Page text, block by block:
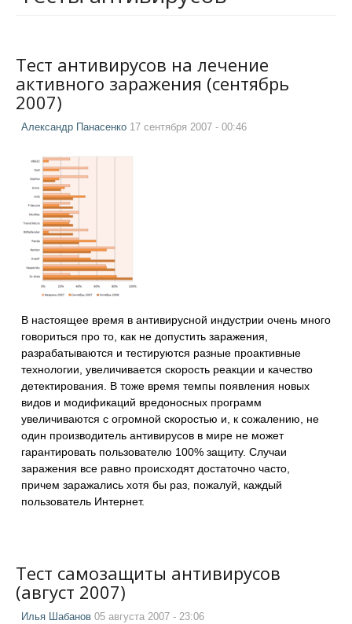
Тест антивирусов на лечение
активного заражения (сентябрь
2007)
Александр Панасенко 17 сентября 2007 - 00:46
В настоящее время в антивирусной индустрии очень много
говориться про то, как не допустить заражения,
разрабатываются и тестируются разные проактивные
технологии, увеличивается скорость реакции и качество
детектирования. В тоже время темпы появления новых
видов и модификаций вредоносных программ
увеличиваются с огромной скоростью и, к сожалению, не
один производитель антивирусов в мире не может
гарантировать пользователю 100% защиту. Случаи
заражения все равно происходят достаточно часто,
причем заражались хотя бы раз, пожалуй, каждый
пользователь Интернет.
Тест самозащиты антивирусов
(август 2007)
Илья Шабанов 05 августа 2007 - 23:06